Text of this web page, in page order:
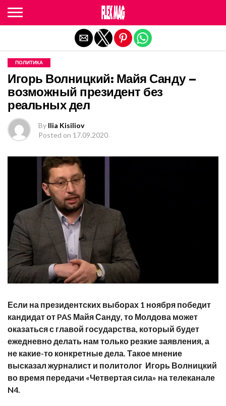
ПОЛИТИКА
Игорь Волницкий: Майя Санду –
возможный президент без
реальных дел
By Ilia Kisiliov
Posted on 17.09.2020
Если на президентских выборах 1 ноября победит
кандидат от PAS Майя Санду, то Молдова может
оказаться с главой государства, который будет
ежедневно делать нам только резкие заявления, а
не какие-то конкретные дела. Такое мнение
высказал журналист и политолог Игорь Волницкий
во время передачи «Четвертая сила» на телеканале
N4.
Exit mobile version